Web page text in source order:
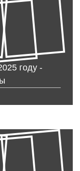
году -